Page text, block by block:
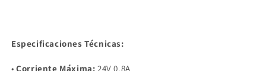
Especificaciones Técnicas:
• Corriente Máxima: 24V 0.8A